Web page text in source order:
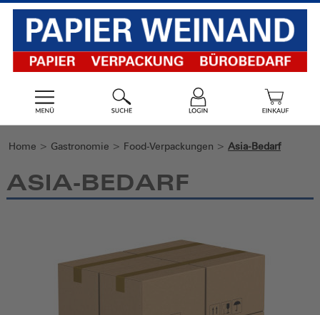
Home > Gastronomie > Food-Verpackungen > Asia-Bedarf
ASIA-BEDARF